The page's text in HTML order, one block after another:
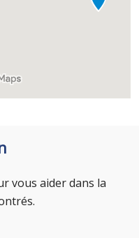
vous aider dans la